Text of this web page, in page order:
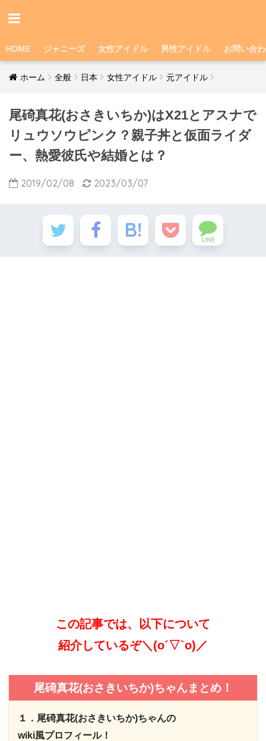
HOME ジャニーズ 女性アイドル 男性アイドル お問い合
ホーム 全般 日本 女性アイドル 元アイドル
尾碕真花(おさきいちか)はX21とアスナで
リュウソウピンク？親子丼と仮面ライダ
ー、熱愛彼氏や結婚とは？
2019/02/08 2023/03/07
LINE
この記事では、以下について
紹介しているぞ＼(o´▽`o)／
尾碕真花(おさきいちか)ちゃんまとめ！
１．尾碕真花(おさきいちか)ちゃんの
wiki風プロフィール！